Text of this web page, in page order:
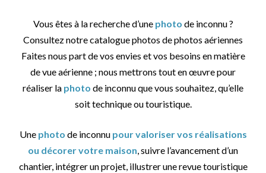
Vous êtes à la recherche d’une photo de inconnu ?
Consultez notre catalogue photos de photos aériennes
Faites nous part de vos envies et vos besoins en matière
de vue aérienne ; nous mettrons tout en œuvre pour
réaliser la photo de inconnu que vous souhaitez, qu’elle
soit technique ou touristique.
Une photo de inconnu pour valoriser vos réalisations
ou décorer votre maison, suivre l’avancement d’un
chantier, intégrer un projet, illustrer une revue touristique